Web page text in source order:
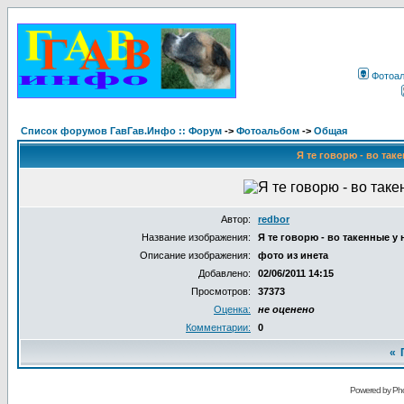
Список форумов ГавГав.Инфо :: Форум -> Фотоальбом -> Общая
Я те говорю - во
Автор:
redbor
Название изображения:
Я те говорю - во такенные у
Описание изображения:
фото из инета
Добавлено:
02/06/2011 14:15
Просмотров:
37373
Оценка:
не оценено
Комментарии:
0
«
Powered by